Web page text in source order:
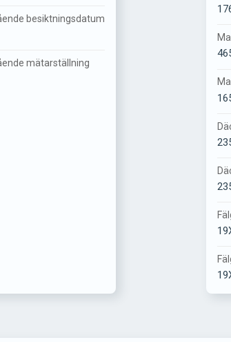
besiktningsdatum
mätarställning